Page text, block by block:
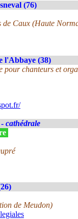
(76)
de Caux (Haute
l'Abbaye (38)
pour chanteurs et
cathédrale
de Meudon)